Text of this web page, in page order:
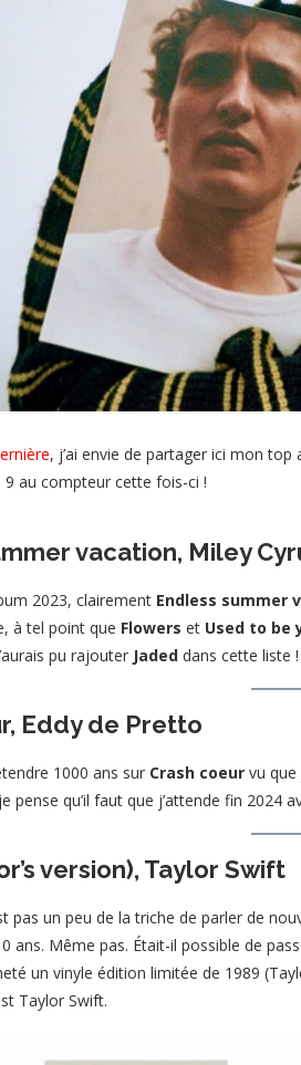
, j’ai envie de partager ici mon
9 au compteur cette fois-ci !
vacation, Miley
2023, clairement Endless summer
à tel point que Flowers et Used to be
pu rajouter Jaded dans cette liste !
Eddy de Pretto
1000 ans sur Crash coeur vu que
pense qu’il faut que j’attende fin 2024
version), Taylor Swift
pas un peu de la triche de parler de
ans. Même pas. Était-il possible de
un vinyle édition limitée de 1989
Taylor Swift.